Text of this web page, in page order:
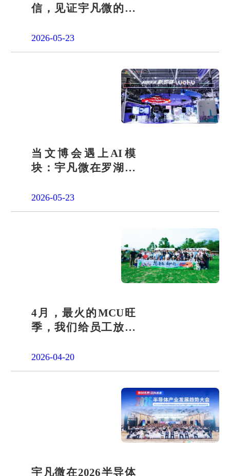
信，见证宇凡微的社
2026-05-23
当文博会遇上AI模
块：宇凡微在罗湖展
答卷
2026-05-23
4月，最火的MCU旺
季，我们给员工放了
2026-04-20
宇凡微在2026半导体